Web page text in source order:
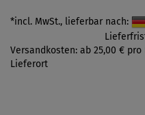
*incl. MwSt., lieferbar nach:
Versandkosten: ab 25,00 €
Lieferort